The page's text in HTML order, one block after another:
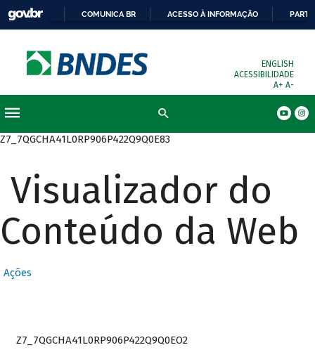
COMUNICA BR ACESSO À INFORMAÇÃO
ENGLISH
ACESSIBILIDADE
A+ A-
Z7_7QGCHA41L0RP906P422Q9Q0E83
Visualizador do
Conteúdo da Web
Ações
Z7_7QGCHA41L0RP906P422Q9Q0EO2